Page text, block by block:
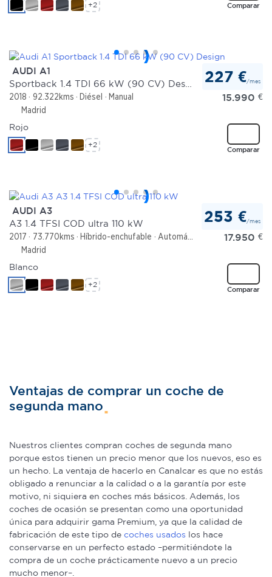
Comparar
+2
AUDI A1
Sportback 1.4 TDI 66 kW (90 CV) Design
2018 92.322kms Diésel
Manual
Madrid
227 €/mes
15.990 €
Comparar
Rojo
+2
AUDI A3
A3 1.4 TFSI COD ultra 110 kW
2017 73.770kms Híbrido-enchufable
Automático
Madrid
253 €/mes
17.950 €
Comparar
Blanco
+2
Ventajas de comprar un coche de
segunda mano
Nuestros clientes compran coches de segunda mano
porque estos tienen un precio menor que los nuevos, eso es
un hecho. La ventaja de hacerlo en Canalcar es que no estás
obligado a renunciar a la calidad o a la garantía por este
motivo, ni siquiera en coches más básicos. Además, los
coches de ocasión se presentan como una oportunidad
única para adquirir gama Premium, ya que la calidad de
fabricación de este tipo de coches usados los hace
conservarse en un perfecto estado –permitiéndote la
compra de un coche prácticamente nuevo a un precio
mucho menor–.